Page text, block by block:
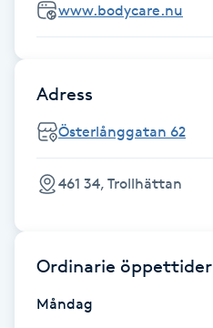
Gellack
Gravidmassage
Gravidyoga
Gruppträning
Gua Sha-massage
www.bodycare.nu
Adress
Österlånggatan 62
461 34, Trollhättan
Ordinarie öppettider
Måndag